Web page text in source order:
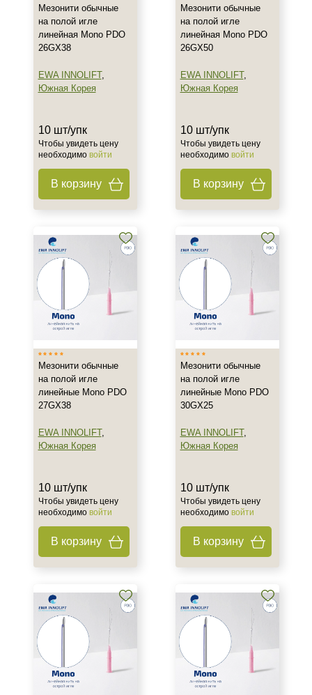
Honey Derma Thread
Страна
Испания
Южная Корея
Мезонити
Показать еще
Все типы кожи
Зрелая
Действие
Укрепление
Назначение против
Морщины
Отёки
Результат
Тонус
Восстановление контуров лица
Область применения
Веки
Лицо
Мезонити обычные
на полой игле
линейная Mono PDO
26GX38
EWA INNOLIFT,
Южная Корея
10 шт/упк
Чтобы увидеть цену
необходимо войти
В корзину
Мезонити обычные
на полой игле
линейная Mono PDO
26GX50
EWA INNOLIFT,
Южная Корея
10 шт/упк
Чтобы увидеть цену
необходимо войти
В корзину
Мезонити обычные
на полой игле
линейные Mono PDO
27GX38
EWA INNOLIFT,
Южная Корея
10 шт/упк
Чтобы увидеть цену
необходимо войти
В корзину
Мезонити обычные
на полой игле
линейные Mono PDO
30GX25
EWA INNOLIFT,
Южная Корея
10 шт/упк
Чтобы увидеть цену
необходимо войти
В корзину